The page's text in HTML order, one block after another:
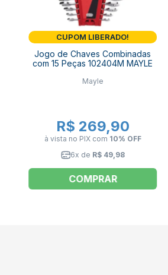
CUPOM LIBERADO!
Jogo de Chaves Combinadas
com 15 Peças 102404M MAYLE
Mayle
R$ 269,90
à vista no PIX com 10% OFF
6x de R$ 49,98
COMPRAR